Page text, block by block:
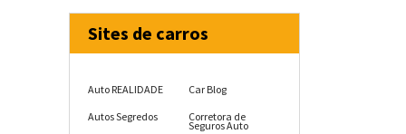
Sites de carros
Auto REALIDADE
Autos Segredos
Car Blog
Corretora de
Seguros Auto